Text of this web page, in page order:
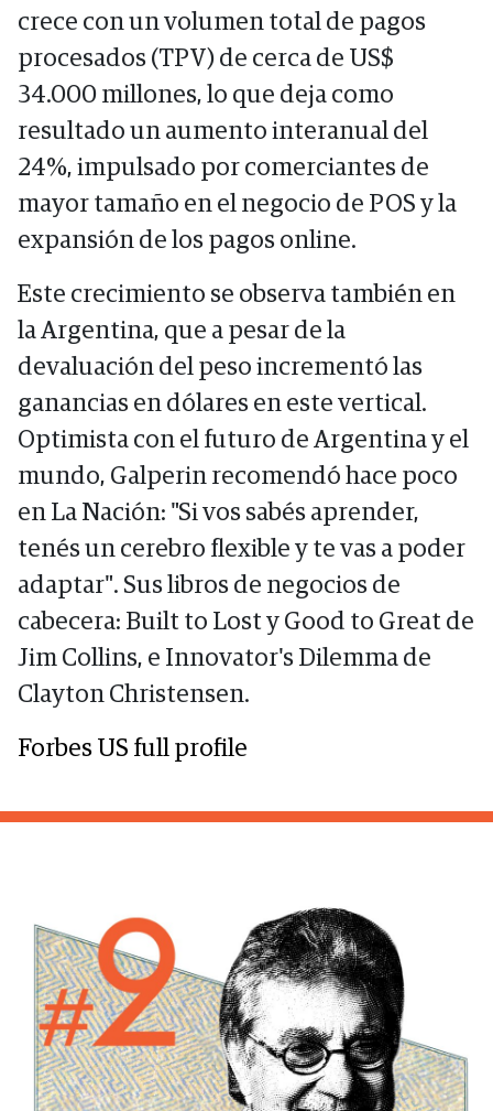
crece con un volumen total de pagos
procesados (TPV) de cerca de US$
34.000 millones, lo que deja como
resultado un aumento interanual del
24%, impulsado por comerciantes de
mayor tamaño en el negocio de POS y la
expansión de los pagos online.
Este crecimiento se observa también en
la Argentina, que a pesar de la
devaluación del peso incrementó las
ganancias en dólares en este vertical.
Optimista con el futuro de Argentina y el
mundo, Galperin recomendó hace poco
en La Nación: "Si vos sabés aprender,
tenés un cerebro flexible y te vas a poder
adaptar". Sus libros de negocios de
cabecera: Built to Lost y Good to Great de
Jim Collins, e Innovator's Dilemma de
Clayton Christensen.
Forbes US full profile